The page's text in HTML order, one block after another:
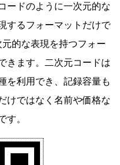
ードのように一次元的な
するフォーマットだけで
的な表現を持つフォー
きます。二次元コードは
を利用でき、記録容量も
けではなく名前や価格な
す。